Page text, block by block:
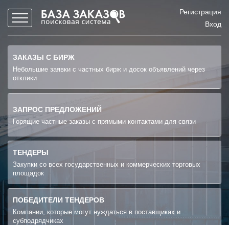
Регистрация
Вход
ЗАКАЗЫ С БИРЖ
Небольшие заявки с частных бирж и досок объявлений через
отклики
ЗАПРОС ПРЕДЛОЖЕНИЙ
Горящие частные заказы с прямыми контактами для связи
ТЕНДЕРЫ
Закупки со всех государственных и коммерческих торговых
площадок
ПОБЕДИТЕЛИ ТЕНДЕРОВ
Компании, которые могут нуждаться в поставщиках и
субподрядчиках